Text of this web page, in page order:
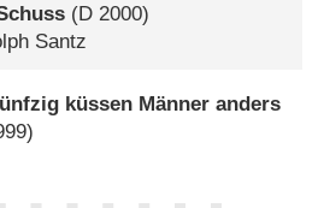
(D 2000)
Santz
küssen Männer anders